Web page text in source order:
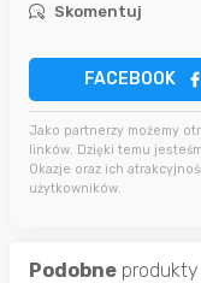
Skomentuj
FACEBOOK
Jako partnerzy możemy
linków. Dzięki temu
Okazje oraz ich
użytkowników.
Podobne produkty